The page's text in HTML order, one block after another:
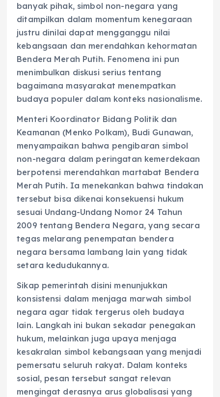
banyak pihak, simbol non-negara yang
ditampilkan dalam momentum kenegaraan
justru dinilai dapat mengganggu nilai
kebangsaan dan merendahkan kehormatan
Bendera Merah Putih. Fenomena ini pun
menimbulkan diskusi serius tentang
bagaimana masyarakat menempatkan
budaya populer dalam konteks nasionalisme.
Menteri Koordinator Bidang Politik dan
Keamanan (Menko Polkam), Budi Gunawan,
menyampaikan bahwa pengibaran simbol
non-negara dalam peringatan kemerdekaan
berpotensi merendahkan martabat Bendera
Merah Putih. Ia menekankan bahwa tindakan
tersebut bisa dikenai konsekuensi hukum
sesuai Undang-Undang Nomor 24 Tahun
2009 tentang Bendera Negara, yang secara
tegas melarang penempatan bendera
negara bersama lambang lain yang tidak
setara kedudukannya.
Sikap pemerintah disini menunjukkan
konsistensi dalam menjaga marwah simbol
negara agar tidak tergerus oleh budaya
lain. Langkah ini bukan sekadar penegakan
hukum, melainkan juga upaya menjaga
kesakralan simbol kebangsaan yang menjadi
pemersatu seluruh rakyat. Dalam konteks
sosial, pesan tersebut sangat relevan
mengingat derasnya arus globalisasi yang